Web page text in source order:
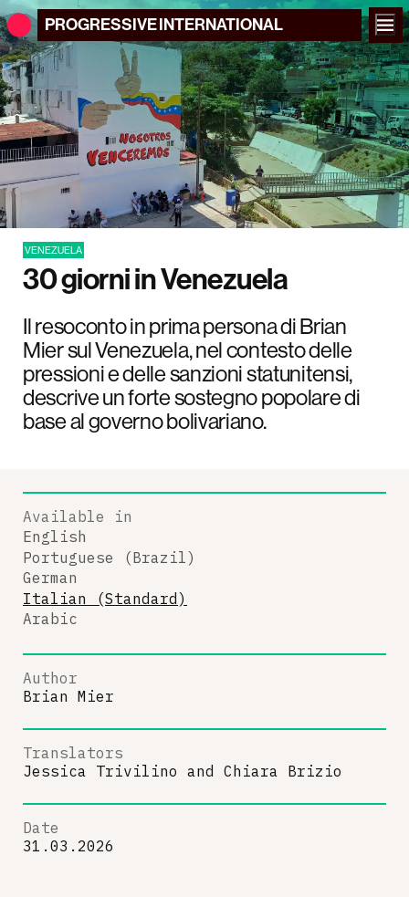
PROGRESSIVEINTERNATIONAL
VENEZUELA
30 giorni in Venezuela
Il resoconto in prima persona di Brian
Mier sul Venezuela, nel contesto delle
pressioni e delle sanzioni statunitensi,
descrive un forte sostegno popolare di
base al governo bolivariano.
Available in
English
Portuguese (Brazil)
German
Italian (Standard)
Arabic
Author
Brian Mier
Translators
Jessica Trivilino and Chiara Brizio
Date
31.03.2026